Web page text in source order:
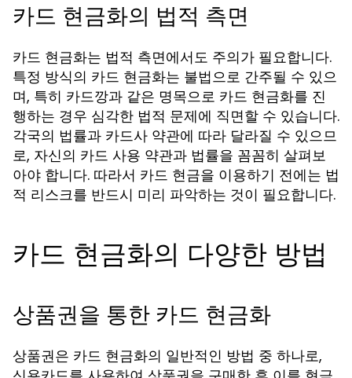
카드 현금화의 법적 측면
카드 현금화는 법적 측면에서도 주의가 필요합니다.
특정 방식의 카드 현금화는 불법으로 간주될 수 있으
며, 특히 카드깡과 같은 명목으로 카드 현금화를 진
행하는 경우 심각한 법적 문제에 직면할 수 있습니다.
각국의 법률과 카드사 약관에 따라 달라질 수 있으므
로, 자신의 카드 사용 약관과 법률을 꼼꼼히 살펴보
아야 합니다. 따라서 카드 현금을 이용하기 전에는 법
적 리스크를 반드시 미리 파악하는 것이 필요합니다.
카드 현금화의 다양한 방법
상품권을 통한 카드 현금화
상품권은 카드 현금화의 일반적인 방법 중 하나로,